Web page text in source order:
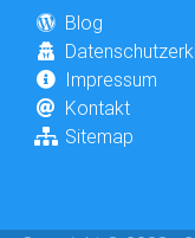
Blog
Impressum
Kontakt
Sitemap